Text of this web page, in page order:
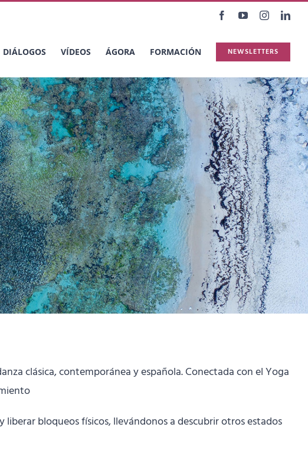
FacebookYouTubeInstagram
DIÁLOGOS VÍDEOS ÁGORA FORMACIÓN NEWSLETTERS
clásica, contemporánea y española. Conectada con el Yoga
bloqueos físicos, llevándonos a descubrir otros estados